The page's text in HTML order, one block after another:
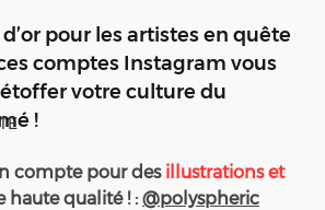
pour les artistes en quête
comptes Instagram vous
votre culture du
!
compte pour des illustrations et
haute qualité ! : @polyspheric